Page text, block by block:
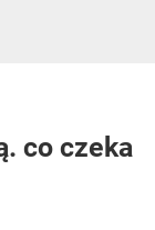
co czeka